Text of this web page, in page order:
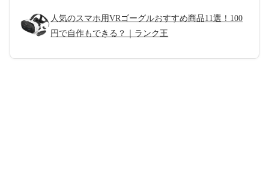
人気のスマホ用VRゴーグルおすすめ商品11選！100
円で自作もできる？｜ランク王